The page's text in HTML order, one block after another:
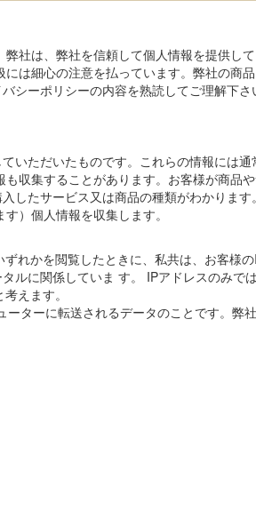
社は、弊社を信頼して個人情報を提供し
は細心の注意を払っています。弊社の商
シーポリシーの内容を熟読してご理解下さ
いただいたものです。これらの情報には
収集することがあります。お客様が商品
したサービス又は商品の種類がわかりま
）個人情報を収集します。
れかを閲覧したときに、私共は、お客様
ルに関係していま す。 IPアドレスのみで
えます。
ターに転送されるデータのことです。弊